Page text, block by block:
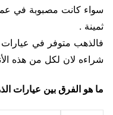
سواء كانت مصبوبة في
ثمينة .
فالذهب متوفر في عيارات
شراءه لان لكل من هذه
ما هو الفرق بين عيارات